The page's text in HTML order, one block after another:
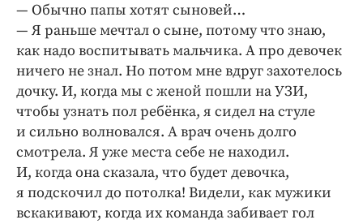
— Обычно папы хотят сыновей…
— Я раньше мечтал о сыне, потому что знаю,
как надо воспитывать мальчика. А про девочек
ничего не знал. Но потом мне вдруг захотелось
дочку. И, когда мы с женой пошли на УЗИ,
чтобы узнать пол ребёнка, я сидел на стуле
и сильно волновался. А врач очень долго
смотрела. Я уже места себе не находил.
И, когда она сказала, что будет девочка,
я подскочил до потолка! Видели, как мужики
вскакивают, когда их команда забивает гол